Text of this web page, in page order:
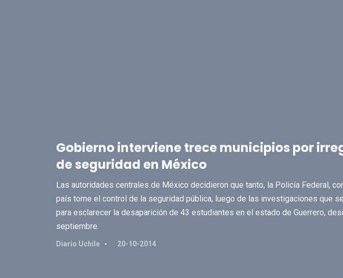
Gobierno interviene trece municipios por
de seguridad en México
Las autoridades centrales de México decidieron que tanto, la Policía Federal,
país tome el control de la seguridad pública, luego de las investigaciones que
para esclarecer la desaparición de 43 estudiantes en el estado de Guerrero,
septiembre.
Diario Uchile 20-10-2014